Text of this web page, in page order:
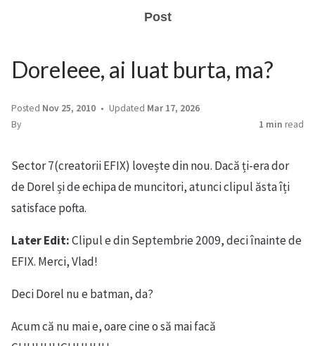
Post
Doreleee, ai luat burta, ma?
Posted Nov 25, 2010 Updated Mar 17, 2026
By
1 min read
Sector 7(creatorii EFIX) lovește din nou. Dacă ți-era dor
de Dorel și de echipa de muncitori, atunci clipul ăsta îți
satisface pofta.
Later Edit:Clipul e din Septembrie 2009, deci înainte de
EFIX. Merci, Vlad!
Deci Dorel nu e batman, da?
Acum că nu mai e, oare cine o să mai facă